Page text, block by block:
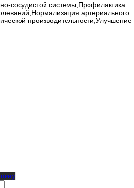
сосудистой системы;Профилактика
артериального
производительности;Улучшение
цену